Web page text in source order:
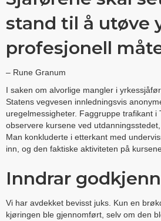
stand til å utøve
profesjonell
– Rune Granum
I saken om alvorlige mangler i
Statens vegvesen innledningsvis
uregelmessigheter. Faggruppe trafikant i
observere kursene ved
Man konkluderte i etterkant med
inn, og den faktiske aktiviteten på
Inndrar
Vi har avdekket bevisst juks. Kun en
kjøringen ble gjennomført, selv om den